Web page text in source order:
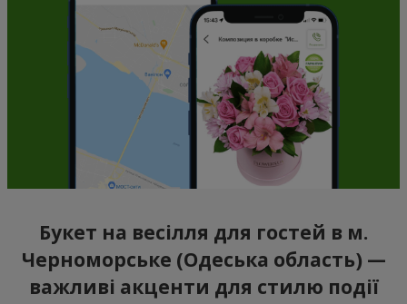
Букет на весілля для гостей в м.
Черноморське (Одеська область) —
важливі акценти для стилю події